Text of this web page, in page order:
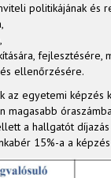
politikájának és
fejlesztésére,
ellenőrzésére.
az egyetemi képzés
magasabb
a hallgatót
15%-a a